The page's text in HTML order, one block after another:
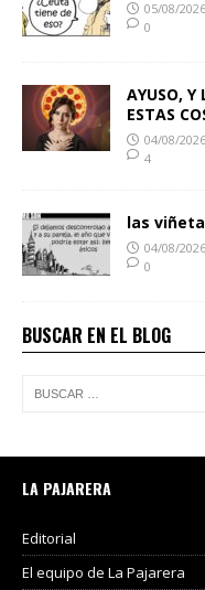
05/08/2026
0
AYUSO, Y
ESTAS
04/08/2026
4
las
04/08/2026
0
BUSCAR EN EL BLOG
LA PAJARERA
Editorial
El equipo de La Pajarera